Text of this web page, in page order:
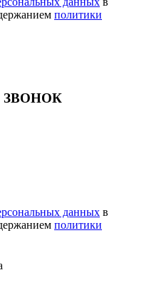
политики
ЗВОНОК
данных в
политики